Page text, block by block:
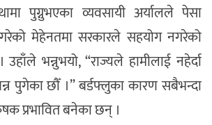
पुग्नुभएका व्यवसायी अर्यालले पेसा
मेहेनतमा सरकारले सहयोग नगरेको
भन्नुभयो, “राज्यले हामीलाई नहेर्दा
पुगेका छौँ ।” बर्डफ्लुका कारण सबैभन्दा
प्रभावित बनेका छन् ।